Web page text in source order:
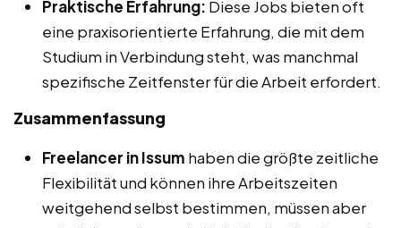
Praktische Erfahrung: Diese Jobs bieten oft
eine praxisorientierte Erfahrung, die mit dem
Studium in Verbindung steht, was manchmal
spezifische Zeitfenster für die Arbeit erfordert.
Zusammenfassung
Freelancer in Issum haben die größte zeitliche
Flexibilität und können ihre Arbeitszeiten
weitgehend selbst bestimmen, müssen aber